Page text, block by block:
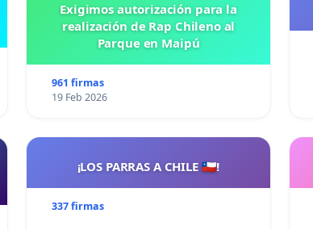
Exigimos autorización para la
realización de Rap Chileno al
Parque en Maipú
961 firmas
19 Feb 2026
¡LOS PARRAS A CHILE 🇨🇱!
337 firmas